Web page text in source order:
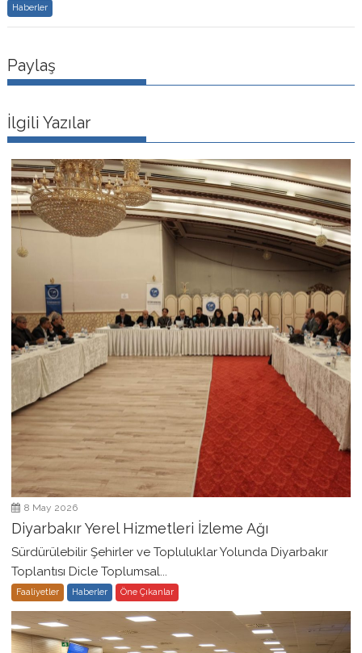
Haberler
Paylaş
İlgili Yazılar
8 May 2026
Diyarbakır Yerel Hizmetleri İzleme Ağı
Sürdürülebilir Şehirler ve Topluluklar Yolunda Diyarbakır
Toplantısı Dicle Toplumsal...
Faaliyetler Haberler Öne Çıkanlar